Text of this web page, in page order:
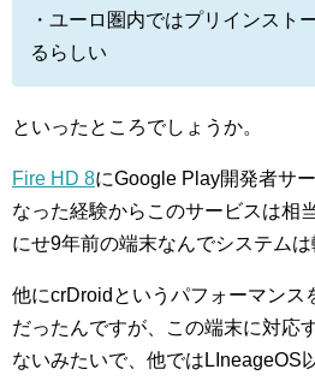
・ユーロ圏内ではプリインスト
るらしい
といったところでしょうか。
Fire HD 8にGoogle Play開発者サ
なった経験からこのサービスは相
にせ9年前の端末なんでシステムは
他にcrDroidというパフォーマンス
だったんですが、この端末に対応
ないみたいで、他ではLIneageOS